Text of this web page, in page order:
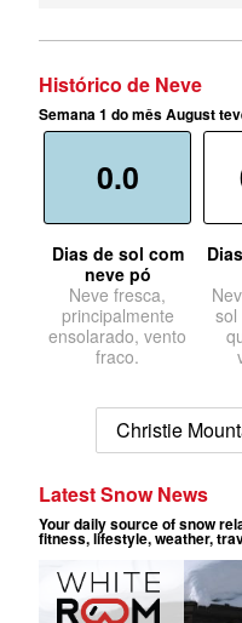
Histórico de Neve
Semana 1 do mês August
0.0
Dias de sol com
neve pó
Neve fresca,
principalmente
ensolarado, vento
fraco.
sol
Christie